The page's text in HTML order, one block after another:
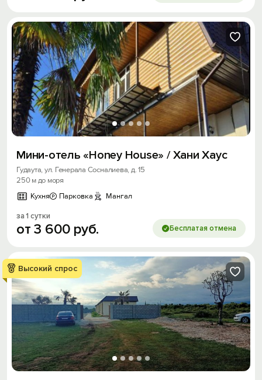
Мини-отель «Honey House» / Хани Хаус
Гудаута, ул. Генерала Сосналиева, д. 15
250 м до моря
Кухня
Парковка Мангал
за 1 сутки
от3 600 руб. Бесплатая отмена
Высокий спрос